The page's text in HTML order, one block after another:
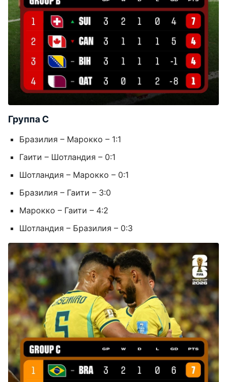
Группа C
Бразилия – Марокко – 1:1
Гаити – Шотландия – 0:1
Шотландия – Марокко – 0:1
Бразилия – Гаити – 3:0
Марокко – Гаити – 4:2
Шотландия – Бразилия – 0:3